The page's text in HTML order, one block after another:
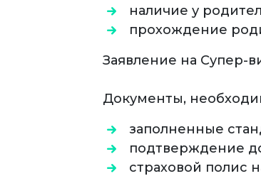
наличие у
прохождение
Заявление на Супер-
Документы,
заполненные
подтверждение
страховой полис